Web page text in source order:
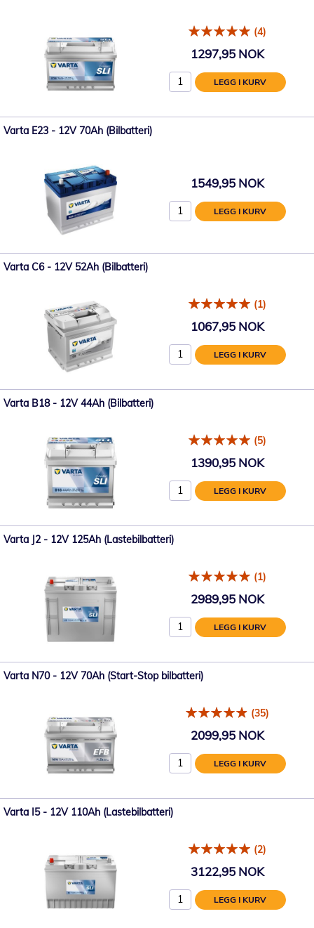
(4)
1297,95 NOK
LEGG I KURV
Varta E23 - 12V 70Ah (Bilbatteri)
1549,95 NOK
LEGG I KURV
Varta C6 - 12V 52Ah (Bilbatteri)
(1)
1067,95 NOK
LEGG I KURV
Varta B18 - 12V 44Ah (Bilbatteri)
(5)
1390,95 NOK
LEGG I KURV
Varta J2 - 12V 125Ah (Lastebilbatteri)
(1)
2989,95 NOK
LEGG I KURV
Varta N70 - 12V 70Ah (Start-Stop bilbatteri)
(35)
2099,95 NOK
LEGG I KURV
Varta I5 - 12V 110Ah (Lastebilbatteri)
(2)
3122,95 NOK
LEGG I KURV